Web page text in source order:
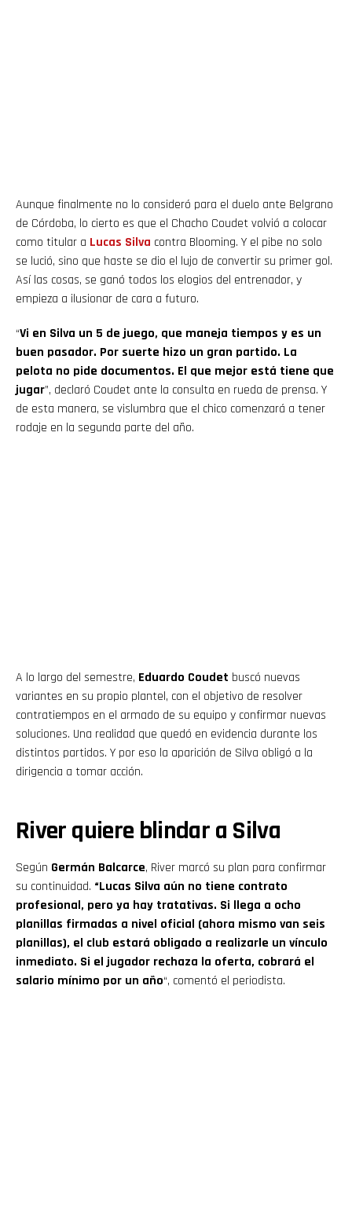
Aunque finalmente no lo consideró para el duelo ante Belgrano
de Córdoba, lo cierto es que el Chacho Coudet volvió a colocar
como titular a Lucas Silva contra Blooming. Y el pibe no solo
se lució, sino que haste se dio el lujo de convertir su primer gol.
Así las cosas, se ganó todos los elogios del entrenador, y
empieza a ilusionar de cara a futuro.
“Vi en Silva un 5 de juego, que maneja tiempos y es un
buen pasador. Por suerte hizo un gran partido. La
pelota no pide documentos. El que mejor está tiene que
jugar”, declaró Coudet ante la consulta en rueda de prensa. Y
de esta manera, se vislumbra que el chico comenzará a tener
rodaje en la segunda parte del año.
A lo largo del semestre, Eduardo Coudet buscó nuevas
variantes en su propio plantel, con el objetivo de resolver
contratiempos en el armado de su equipo y confirmar nuevas
soluciones. Una realidad que quedó en evidencia durante los
distintos partidos. Y por eso la aparición de Silva obligó a la
dirigencia a tomar acción.
River quiere blindar a Silva
Según Germán Balcarce, River marcó su plan para confirmar
su continuidad. “Lucas Silva aún no tiene contrato
profesional, pero ya hay tratativas. Si llega a ocho
planillas firmadas a nivel oficial (ahora mismo van seis
planillas), el club estará obligado a realizarle un vínculo
inmediato. Si el jugador rechaza la oferta, cobrará el
salario mínimo por un año“, comentó el periodista.